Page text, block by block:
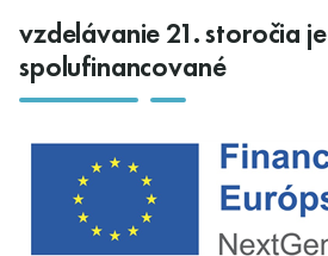
vzdelávanie 21. storočia je
spolufinancované